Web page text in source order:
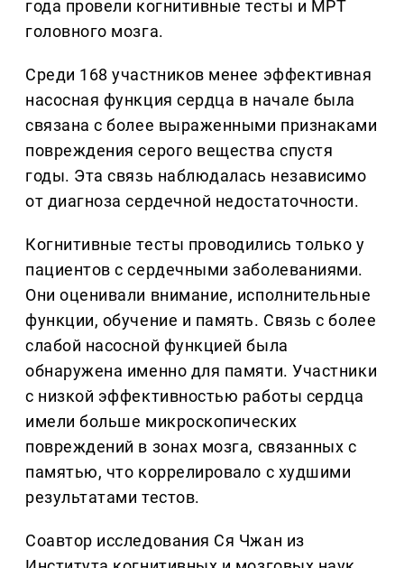
года провели когнитивные тесты и МРТ
головного мозга.
Среди 168 участников менее эффективная
насосная функция сердца в начале была
связана с более выраженными признаками
повреждения серого вещества спустя
годы. Эта связь наблюдалась независимо
от диагноза сердечной недостаточности.
Когнитивные тесты проводились только у
пациентов с сердечными заболеваниями.
Они оценивали внимание, исполнительные
функции, обучение и память. Связь с более
слабой насосной функцией была
обнаружена именно для памяти. Участники
с низкой эффективностью работы сердца
имели больше микроскопических
повреждений в зонах мозга, связанных с
памятью, что коррелировало с худшими
результатами тестов.
Соавтор исследования Ся Чжан из